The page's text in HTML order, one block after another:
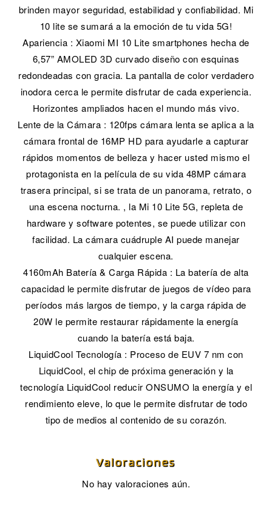
brinden mayor seguridad, estabilidad y confiabilidad. Mi
10 lite se sumará a la emoción de tu vida 5G!
Apariencia : Xiaomi MI 10 Lite smartphones hecha de
6,57” AMOLED 3D curvado diseño con esquinas
redondeadas con gracia. La pantalla de color verdadero
inodora cerca le permite disfrutar de cada experiencia.
Horizontes ampliados hacen el mundo más vivo.
Lente de la Cámara : 120fps cámara lenta se aplica a la
cámara frontal de 16MP HD para ayudarle a capturar
rápidos momentos de belleza y hacer usted mismo el
protagonista en la película de su vida 48MP cámara
trasera principal, si se trata de un panorama, retrato, o
una escena nocturna. , la Mi 10 Lite 5G, repleta de
hardware y software potentes, se puede utilizar con
facilidad. La cámara cuádruple AI puede manejar
cualquier escena.
4160mAh Batería & Carga Rápida : La batería de alta
capacidad le permite disfrutar de juegos de vídeo para
períodos más largos de tiempo, y la carga rápida de
20W le permite restaurar rápidamente la energía
cuando la batería está baja.
LiquidCool Tecnología : Proceso de EUV 7 nm con
LiquidCool, el chip de próxima generación y la
tecnología LiquidCool reducir ONSUMO la energía y el
rendimiento eleve, lo que le permite disfrutar de todo
tipo de medios al contenido de su corazón.
Valoraciones
No hay valoraciones aún.